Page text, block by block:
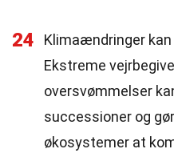
24
Klimaændringer
Ekstreme
oversvømmelser
successioner og
økosystemer at